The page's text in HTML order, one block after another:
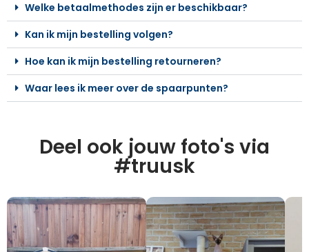
Welke betaalmethodes zijn er beschikbaar?
Kan ik mijn bestelling volgen?
Hoe kan ik mijn bestelling retourneren?
Waar lees ik meer over de spaarpunten?
Deel ook jouw foto's via
#truusk